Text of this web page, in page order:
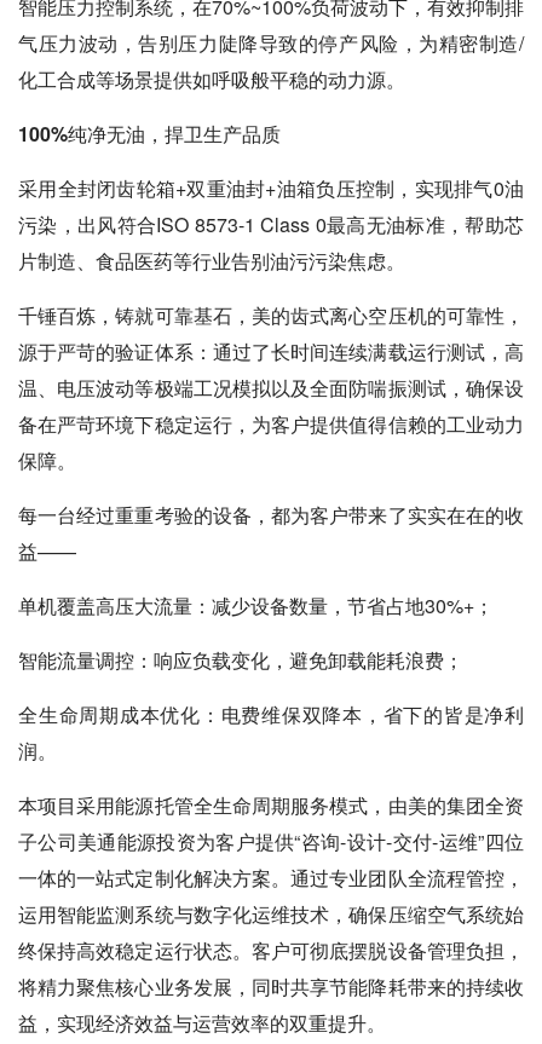
智能压力控制系统，在70%~100%负荷波动下，有效抑制排
气压力波动，告别压力陡降导致的停产风险，为精密制造/
化工合成等场景提供如呼吸般平稳的动力源。
100%纯净无油，捍卫生产品质
采用全封闭齿轮箱+双重油封+油箱负压控制，实现排气0油
污染，出风符合ISO 8573-1 Class 0最高无油标准，帮助芯
片制造、食品医药等行业告别油污污染焦虑。
千锤百炼，铸就可靠基石，美的齿式离心空压机的可靠性，
源于严苛的验证体系：通过了长时间连续满载运行测试，高
温、电压波动等极端工况模拟以及全面防喘振测试，确保设
备在严苛环境下稳定运行，为客户提供值得信赖的工业动力
保障。
每一台经过重重考验的设备，都为客户带来了实实在在的收
益——
单机覆盖高压大流量：减少设备数量，节省占地30%+；
智能流量调控：响应负载变化，避免卸载能耗浪费；
全生命周期成本优化：电费维保双降本，省下的皆是净利
润。
本项目采用能源托管全生命周期服务模式，由美的集团全资
子公司美通能源投资为客户提供“咨询-设计-交付-运维”四位
一体的一站式定制化解决方案。通过专业团队全流程管控，
运用智能监测系统与数字化运维技术，确保压缩空气系统始
终保持高效稳定运行状态。客户可彻底摆脱设备管理负担，
将精力聚焦核心业务发展，同时共享节能降耗带来的持续收
益，实现经济效益与运营效率的双重提升。